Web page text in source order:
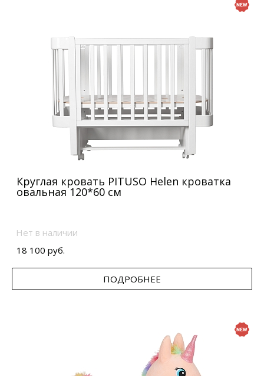
Круглая кровать PITUSO Helen кроватка
овальная 120*60 см
Нет в наличии
18 100 руб.
ПОДРОБНЕЕ